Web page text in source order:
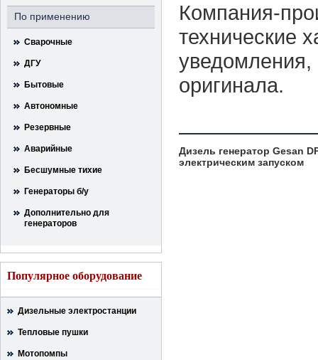
По применению
Сварочные
ДГУ
Бытовые
Автономные
Резервные
Аварийные
Бесшумные тихие
Генераторы б/у
Дополнительно для
генераторов
Популярное оборудование
Дизельные электростанции
Тепловые пушки
Мотопомпы
Компания-
технические
уведомления,
оригинала.
Дизель генератор Gesan
электрическим запуском